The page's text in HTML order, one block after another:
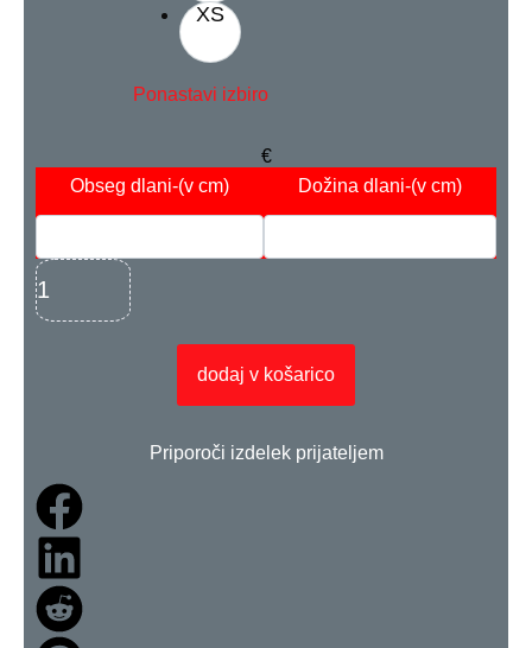
XS
Ponastavi izbiro
€
Obseg dlani-(v cm) Dožina dlani-(v cm)
dodaj v košarico
Priporoči izdelek prijateljem